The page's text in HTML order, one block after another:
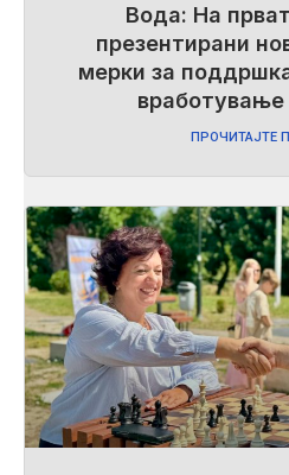
Вода: На
презентирани
мерки за
ПРОЧИТАЈТЕ